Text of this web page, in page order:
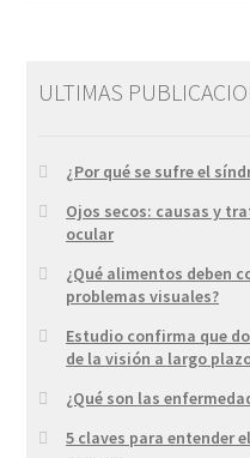
ULTIMAS
¿Por qué se sufre el
Ojos secos: causas y
ocular
¿Qué alimentos deben
problemas visuales?
Estudio confirma que
de la visión a largo
¿Qué son las
5 claves para entender